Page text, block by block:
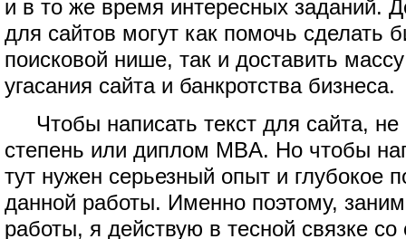
и в то же время интересных заданий.
для сайтов могут как помочь сделать
поисковой нише, так и доставить
угасания сайта и банкротства бизнеса.
Чтобы написать текст для сайта, не
степень или диплом MBA. Но чтобы
тут нужен серьезный опыт и глубокое
данной работы. Именно поэтому,
работы, я действую в тесной связке